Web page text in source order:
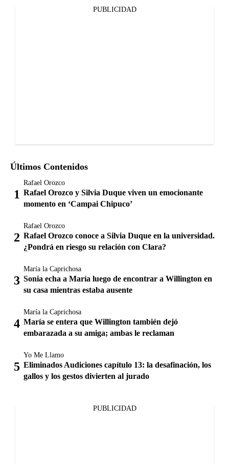
PUBLICIDAD
Últimos Contenidos
Rafael Orozco
Rafael Orozco y Silvia Duque viven un emocionante
momento en ‘Campai Chipuco’
Rafael Orozco
Rafael Orozco conoce a Silvia Duque en la universidad.
¿Pondrá en riesgo su relación con Clara?
María la Caprichosa
Sonia echa a María luego de encontrar a Willington en
su casa mientras estaba ausente
María la Caprichosa
María se entera que Willington también dejó
embarazada a su amiga; ambas le reclaman
Yo Me Llamo
Eliminados Audiciones capítulo 13: la desafinación, los
gallos y los gestos divierten al jurado
PUBLICIDAD